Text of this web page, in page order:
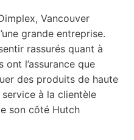
Vancouver
grande entreprise.
rassurés quant à
l’assurance que
des produits de haute
à la clientèle
son côté Hutch